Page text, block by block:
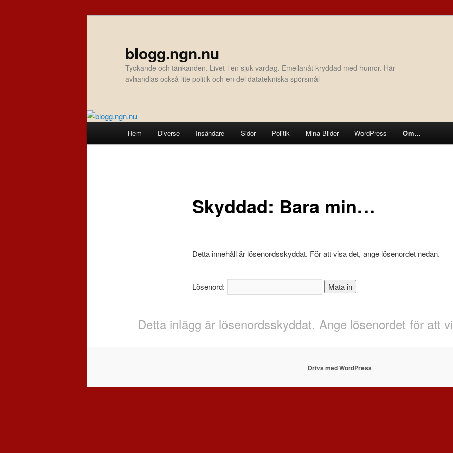
blogg.ngn.nu
Tyckande och tänkanden. Livet i en sjuk vardag. Emellanåt kryddad med humor. Här
avhandlas också lite politik och en del datatekniska spörsmål
Hem Diverse Insändare Sidor Politik Mina Bilder WordPress Om…
Skyddad: Bara min…
Detta innehåll är lösenordsskyddat. För att visa det, ange lösenordet nedan.
Lösenord:
Detta inlägg är lösenordsskyddat. Ange lösenordet för att
Drivs med WordPress